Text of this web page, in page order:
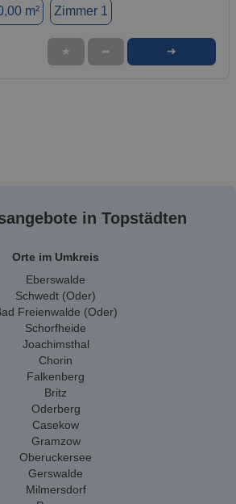
m² Zimmer 1
★ ➦ ➜
in Topstädten
Orte im Umkreis
Eberswalde
Schwedt (Oder)
Freienwalde (Oder)
Schorfheide
Joachimsthal
Chorin
Falkenberg
Britz
Oderberg
Casekow
Gramzow
Oberuckersee
Gerswalde
Milmersdorf